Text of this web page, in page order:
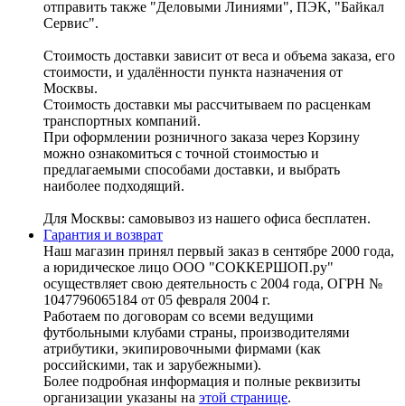
отправить также "Деловыми Линиями", ПЭК, "Байкал
Сервис".
Стоимость доставки зависит от веса и объема заказа, его
стоимости, и удалённости пункта назначения от
Москвы.
Стоимость доставки мы рассчитываем по расценкам
транспортных компаний.
При оформлении розничного заказа через Корзину
можно ознакомиться с точной стоимостью и
предлагаемыми способами доставки, и выбрать
наиболее подходящий.
Для Москвы: самовывоз из нашего офиса бесплатен.
Гарантия и возврат
Наш магазин принял первый заказ в сентябре 2000 года,
а юридическое лицо ООО "СОККЕРШОП.ру"
осуществляет свою деятельность с 2004 года, ОГРН №
1047796065184 от 05 февраля 2004 г.
Работаем по договорам со всеми ведущими
футбольными клубами страны, производителями
атрибутики, экипировочными фирмами (как
российскими, так и зарубежными).
Более подробная информация и полные реквизиты
организации указаны на этой странице.